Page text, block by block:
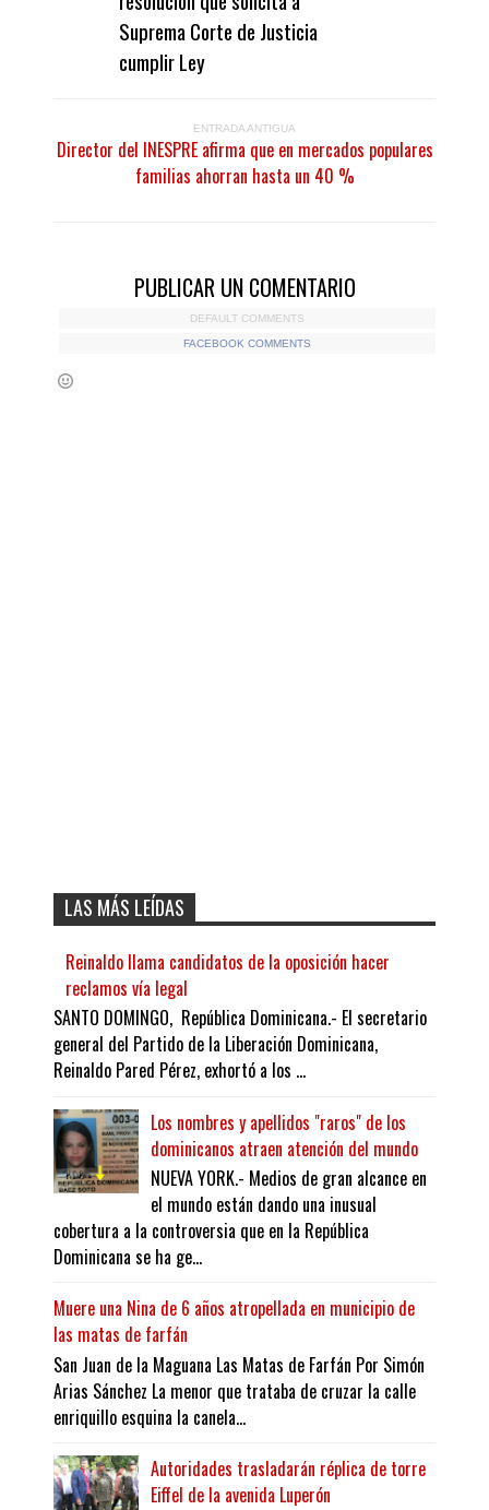
Suprema Corte de Justicia
cumplir Ley
ENTRADA ANTIGUA
Director del INESPRE afirma que en mercados populares
familias ahorran hasta un 40 %
PUBLICAR UN COMENTARIO
DEFAULT COMMENTS
FACEBOOK COMMENTS
LAS MÁS LEÍDAS
Reinaldo llama candidatos de la oposición hacer
reclamos vía legal
SANTO DOMINGO, República Dominicana.- El secretario
general del Partido de la Liberación Dominicana,
Reinaldo Pared Pérez, exhortó a los ...
Los nombres y apellidos "raros" de los
dominicanos atraen atención del mundo
NUEVA YORK.- Medios de gran alcance en
el mundo están dando una inusual
cobertura a la controversia que en la República
Dominicana se ha ge...
Muere una Nina de 6 años atropellada en municipio de
las matas de farfán
San Juan de la Maguana Las Matas de Farfán Por Simón
Arias Sánchez La menor que trataba de cruzar la calle
enriquillo esquina la canela...
Autoridades trasladarán réplica de torre
Eiffel de la avenida Luperón